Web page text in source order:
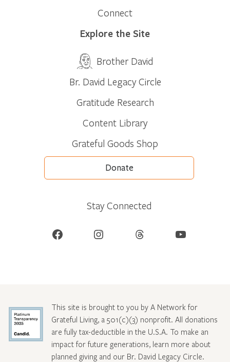
Connect
Explore the Site
Brother David
Br. David Legacy Circle
Gratitude Research
Content Library
Grateful Goods Shop
Donate
Stay Connected
Facebook Instagram Threads YouTube
This site is brought to you by A Network for
Grateful Living, a 501(c)(3) nonprofit. All donations
are fully tax-deductible in the U.S.A. To make an
impact for future generations, learn more about
planned giving and our Br. David Legacy Circle.